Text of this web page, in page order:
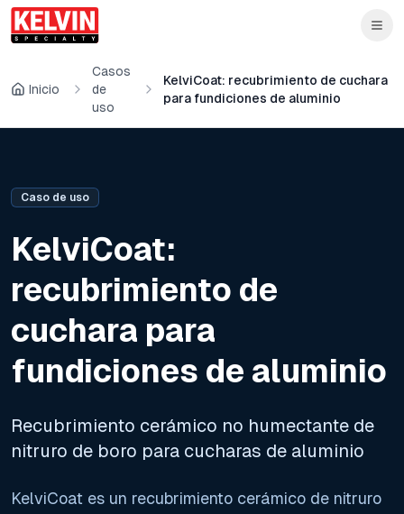
Skip to main content
Saltar al contenido principal
Inicio
Casos
de
uso
KelviCoat: recubrimiento de cuchara
para fundiciones de aluminio
Caso de uso
KelviCoat:
recubrimiento de
cuchara para
fundiciones de aluminio
Recubrimiento cerámico no humectante de
nitruro de boro para cucharas de aluminio
KelviCoat es un recubrimiento cerámico de nitruro